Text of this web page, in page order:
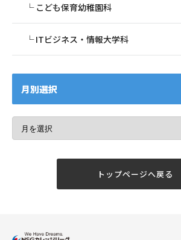
こども保育幼稚園科
ITビジネス・情報大学科
月別選択
トップページへ戻る